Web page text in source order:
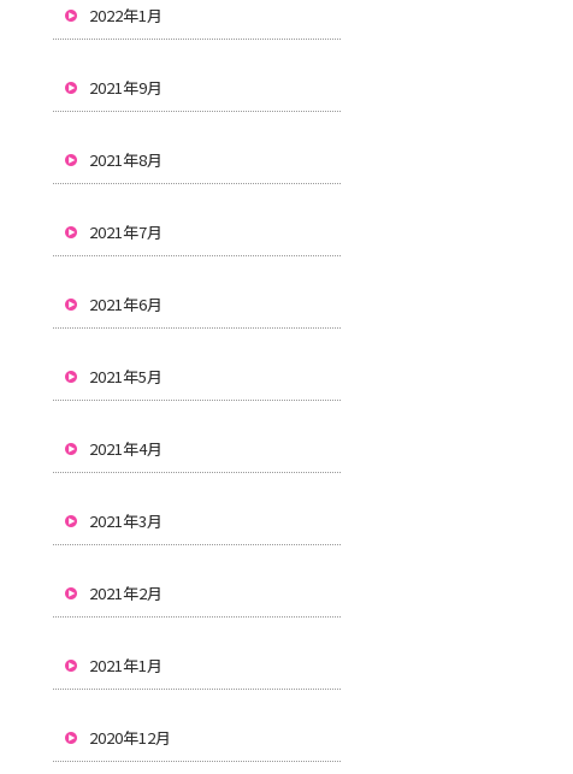
2022年1月
2021年9月
2021年8月
2021年7月
2021年6月
2021年5月
2021年4月
2021年3月
2021年2月
2021年1月
2020年12月